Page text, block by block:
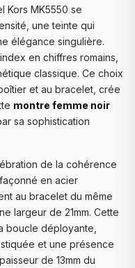
Kors MK5550 se
une teinte qui
élégance singulière.
en chiffres romains,
classique. Ce choix
et au bracelet, crée
montre femme noir
sa sophistication
de la cohérence
en acier
au bracelet du même
largeur de 21mm. Cette
boucle déployante,
et une présence
de 13mm du